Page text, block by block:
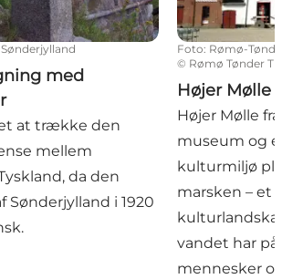
med
at trække den
mellem
da den
Sønderjylland i 1920
Foto: Rømø-
© Rømø Tønder
Højer Mølle
Højer Mølle
museum og
kulturmiljø
marsken – et
vandet har
mennesker